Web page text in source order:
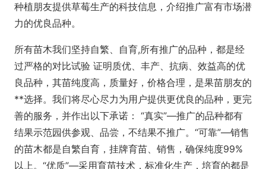
种植朋友提供草莓生产的科技信息，介绍推广富有市场潜
力的优良品种。
所有苗木我们坚持自繁、自育,所有推广的品种，都是经
过严格的对比试验 证明质优、丰产、抗病、效益高的优
良品种，其苗纯度高，质量好，价格合理，是果苗朋友的
**选择。我们将尽心尽力为用户提供更优良的品种，更完
善的服务，并作出以下承诺： “真实”—推广的品种都有
结果示范园供参观、品尝，不结果不推广。“可靠”—销售
的苗木都是自繁自育，挂牌育苗、销售，确保纯度99%
以上。“优质”—采用育苗技术，标准化生产，培育的都是